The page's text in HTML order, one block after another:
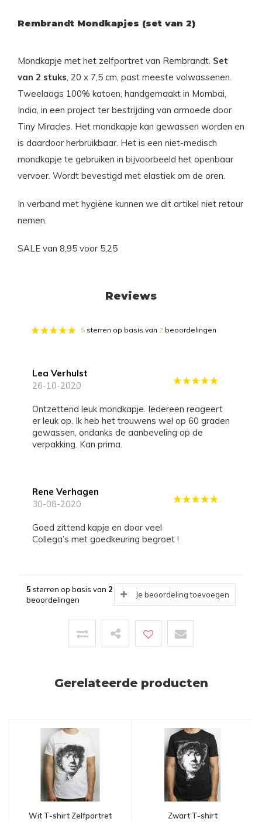
Rembrandt Mondkapjes (set van 2)
Mondkapje met het zelfportret van Rembrandt. Set
van 2 stuks, 20 x 7,5 cm, past meeste volwassenen.
Tweelaags 100% katoen, handgemaakt in Mombai,
India, in een project ter bestrijding van armoede door
Tiny Miracles. Het mondkapje kan gewassen worden en
is daardoor herbruikbaar. Het is een niet-medisch
mondkapje te gebruiken in bijvoorbeeld het openbaar
vervoer. Wordt bevestigd met elastiek om de oren.
In verband met hygiëne kunnen we dit artikel niet retour
nemen.
SALE van 8,95 voor 5,25
Reviews
5 sterren op basis van 2 beoordelingen
Lea Verhulst
26-10-2020
Ontzettend leuk mondkapje. Iedereen reageert
er leuk op. Ik heb het trouwens wel op 60 graden
gewassen, ondanks de aanbeveling op de
verpakking. Kan prima.
Rene Verhagen
30-08-2020
Goed zittend kapje en door veel
Collega’s met goedkeuring begroet !
5 sterren op basis van 2
beoordelingen
Je beoordeling toevoegen
Gerelateerde producten
Wit T-shirt Zelfportret
Zwart T-shirt